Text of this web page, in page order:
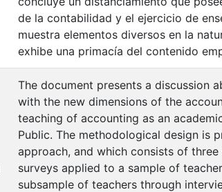
de la contabilidad y el ejercicio de
muestra elementos diversos en la
exhibe una primacía del contenido
The document presents a discussion
with the new dimensions of the
teaching of accounting as an
Public. The methodological design is
approach, and which consists of
surveys applied to a sample of
subsample of teachers through